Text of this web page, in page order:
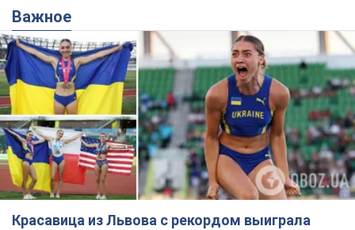
Важное
Красавица из Львова с рекордом выиграла